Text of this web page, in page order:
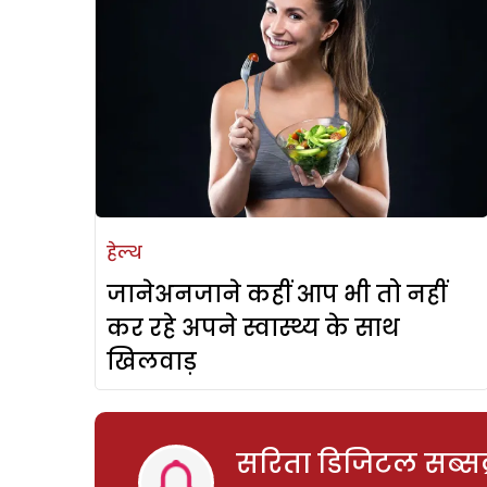
हेल्थ
जानेअनजाने कहीं आप भी तो नहीं
कर रहे अपने स्वास्थ्य के साथ
खिलवाड़
सरिता डिजिटल